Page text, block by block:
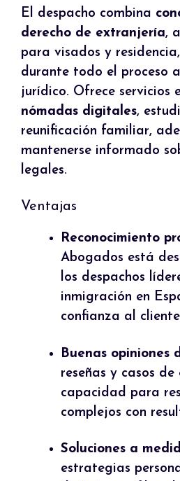
El despacho combina
derecho de extranjería,
para visados y
durante todo el proceso
jurídico. Ofrece servicios
nómadas digitales,
reunificación familiar,
mantenerse informado
legales.
Ventajas
Reconocimiento
Abogados está
los despachos
inmigración en
confianza al
Buenas opiniones
reseñas y casos
capacidad para
complejos con
Soluciones a
estrategias